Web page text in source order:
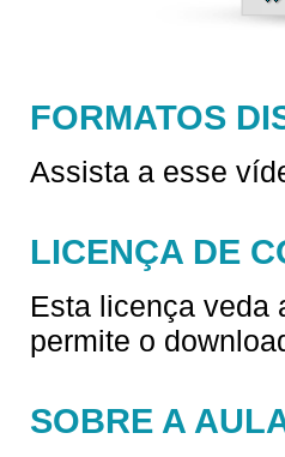
FORMATOS
Assista a esse
LICENÇA DE
Esta licença veda
permite o
SOBRE A